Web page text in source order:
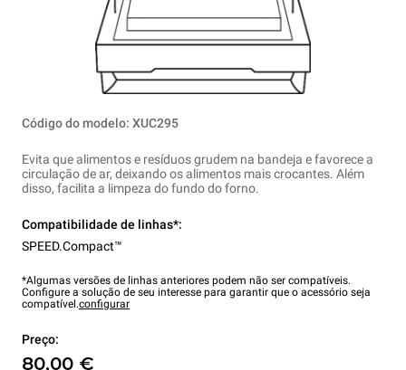
Código do modelo: XUC295
Evita que alimentos e resíduos grudem na bandeja e favorece a
circulação de ar, deixando os alimentos mais crocantes. Além
disso, facilita a limpeza do fundo do forno.
Compatibilidade de linhas*:
SPEED.Compact™
*Algumas versões de linhas anteriores podem não ser compatíveis.
Configure a solução de seu interesse para garantir que o acessório seja
compatível.configurar
Preço:
80,00 €